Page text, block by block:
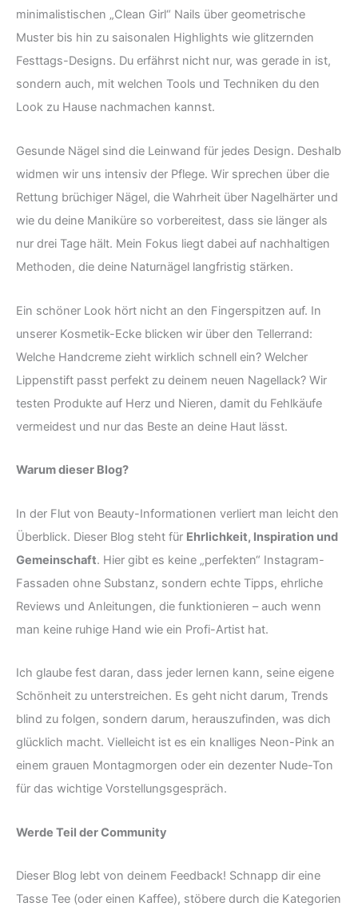
minimalistischen „Clean Girl“ Nails über geometrische
Muster bis hin zu saisonalen Highlights wie glitzernden
Festtags-Designs. Du erfährst nicht nur, was gerade in ist,
sondern auch, mit welchen Tools und Techniken du den
Look zu Hause nachmachen kannst.
Gesunde Nägel sind die Leinwand für jedes Design. Deshalb
widmen wir uns intensiv der Pflege. Wir sprechen über die
Rettung brüchiger Nägel, die Wahrheit über Nagelhärter und
wie du deine Maniküre so vorbereitest, dass sie länger als
nur drei Tage hält. Mein Fokus liegt dabei auf nachhaltigen
Methoden, die deine Naturnägel langfristig stärken.
Ein schöner Look hört nicht an den Fingerspitzen auf. In
unserer Kosmetik-Ecke blicken wir über den Tellerrand:
Welche Handcreme zieht wirklich schnell ein? Welcher
Lippenstift passt perfekt zu deinem neuen Nagellack? Wir
testen Produkte auf Herz und Nieren, damit du Fehlkäufe
vermeidest und nur das Beste an deine Haut lässt.
Warum dieser Blog?
In der Flut von Beauty-Informationen verliert man leicht den
Überblick. Dieser Blog steht für Ehrlichkeit, Inspiration und
Gemeinschaft. Hier gibt es keine „perfekten“ Instagram-
Fassaden ohne Substanz, sondern echte Tipps, ehrliche
Reviews und Anleitungen, die funktionieren – auch wenn
man keine ruhige Hand wie ein Profi-Artist hat.
Ich glaube fest daran, dass jeder lernen kann, seine eigene
Schönheit zu unterstreichen. Es geht nicht darum, Trends
blind zu folgen, sondern darum, herauszufinden, was dich
glücklich macht. Vielleicht ist es ein knalliges Neon-Pink an
einem grauen Montagmorgen oder ein dezenter Nude-Ton
für das wichtige Vorstellungsgespräch.
Werde Teil der Community
Dieser Blog lebt von deinem Feedback! Schnapp dir eine
Tasse Tee (oder einen Kaffee), stöbere durch die Kategorien